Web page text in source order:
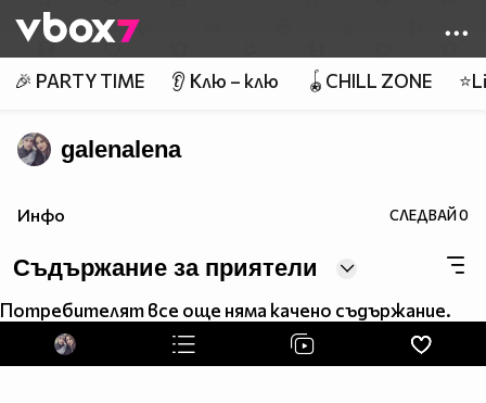
👾
🎉 PARTY TIME 👂 Клю – клю 🪀CHILL ZONE
galenalena
Инфо СЛЕДВАЙ0
Съдържание за приятели
Потребителят все още няма качено съдържание.